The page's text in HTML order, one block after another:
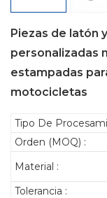
Piezas de latón
personalizadas
estampadas
motocicletas
Tipo De
Orden (MOQ) :
Material :
Tolerancia :